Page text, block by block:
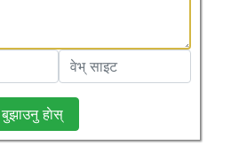
बुझाउनु हाेस्